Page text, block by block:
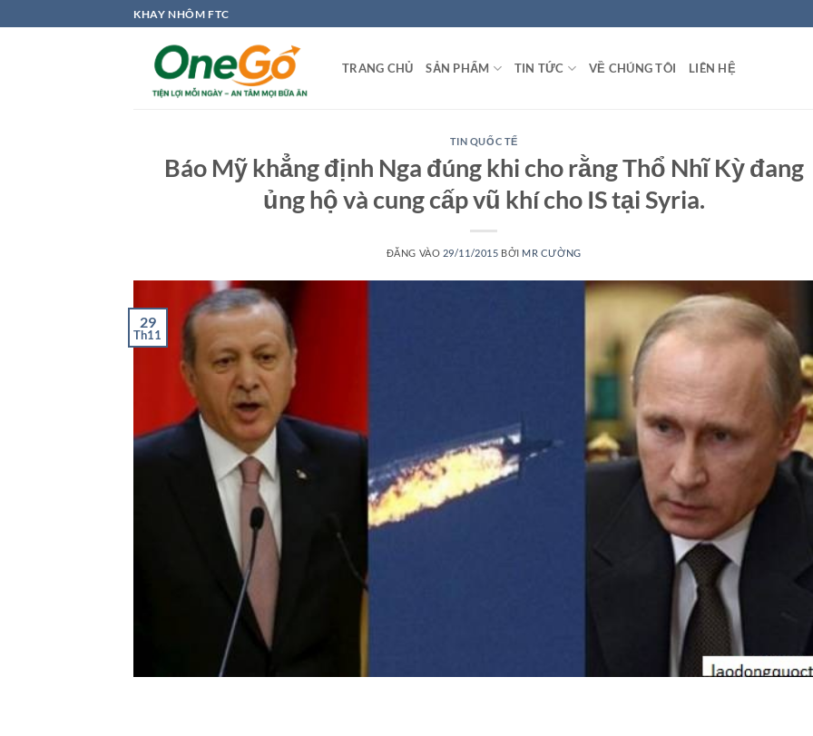
qua
KHAY NHÔM FTC
TRANG CHỦ SẢN PHẨM TIN TỨC VỀ CHÚNG TÔI LIÊN HỆ
TIN QUỐC TẾ
Báo Mỹ khẳng định Nga đúng khi cho rằng Thổ Nhĩ Kỳ đang
ủng hộ và cung cấp vũ khí cho IS tại Syria.
ĐĂNG VÀO 29/11/2015 BỞI MR CƯỜNG
29
Th11